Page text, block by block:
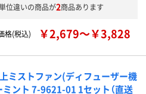
位違いの商品が2商品あります
格(税込) ￥2,679～￥3,828
ミストファン(ディフューザー機
ント 7-9621-01 1セット（直送